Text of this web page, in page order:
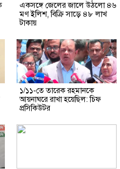
একসঙ্গে জেলের জালে উঠলো ৪৬
মণ ইলিশ, বিক্রি সাড়ে ৪৮ লাখ
টাকায়
১/১১-তে তারেক রহমানকে
আয়নাঘরে রাখা হয়েছিল: চিফ
প্রসিকিউটর